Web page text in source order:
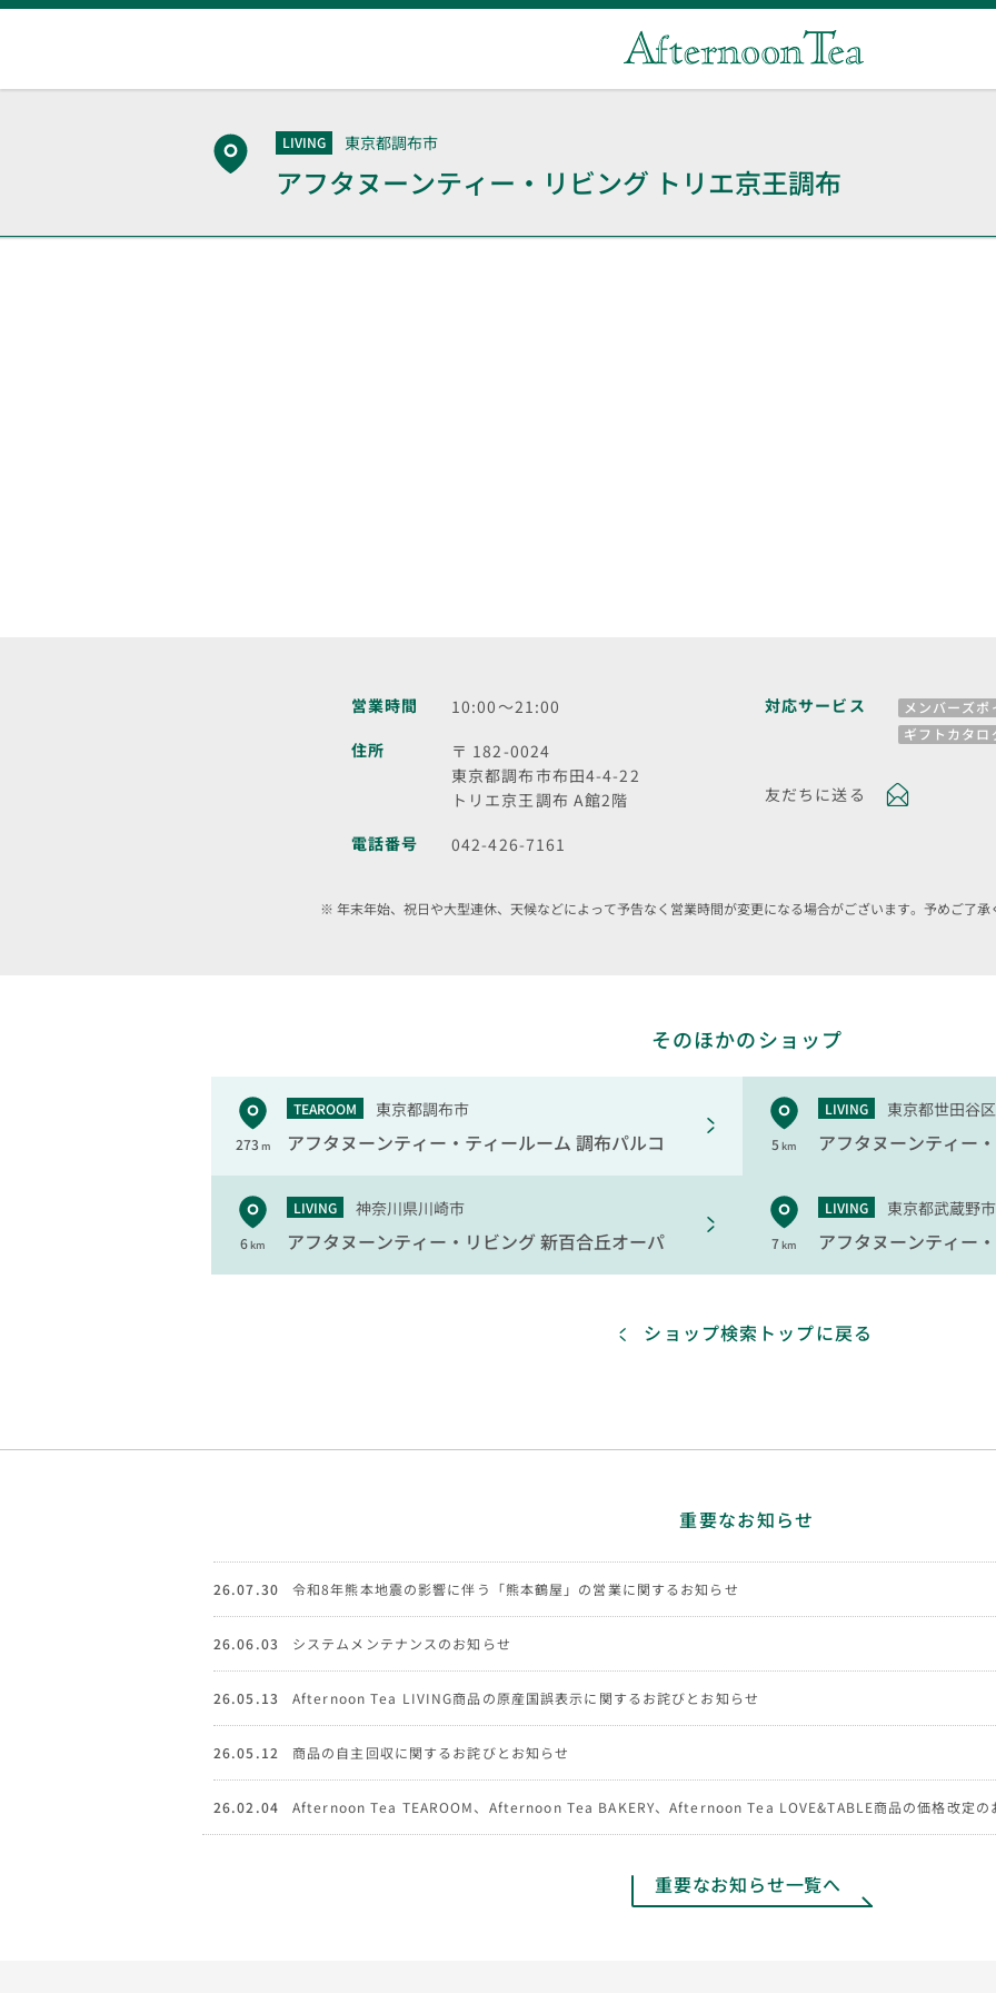
LIVING 東京都調布市
アフタヌーンティー・リビング トリエ京王調布
営業時間
10:00～21:00
住所
〒 182-0024
東京都調布市布田4-4-22
トリエ京王調布 A館2階
電話番号
042-426-7161
対応サービス
メンバーズポ
ギフトカタロ
友だちに送る
年末年始、祝日や大型連休、天候などによって予告なく営業時間が変更になる場合がございます。予めご了承
そのほかのショップ
273 m
TEAROOM 東京都調布市
アフタヌーンティー・ティールーム 調布パルコ 5 km
LIVING 東京都世田谷区
アフタヌーンティー
6km
LIVING 神奈川県川崎市
アフタヌーンティー・リビング新百合丘オーパ 7km
LIVING 東京都武蔵野市
アフタヌーンティー
ショップ検索トップに戻る
重要なお知らせ
26.07.30 令和8年熊本地震の影響に伴う「熊本鶴屋」の営業に関するお知らせ
26.06.03 システムメンテナンスのお知らせ
26.05.13 Afternoon Tea LIVING商品の原産国誤表示に関するお詫びとお知らせ
26.05.12 商品の自主回収に関するお詫びとお知らせ
26.02.04 Afternoon Tea TEAROOM、Afternoon Tea BAKERY、Afternoon Tea LOVE&TABLE商品の価格改定の
重要なお知らせ一覧へ